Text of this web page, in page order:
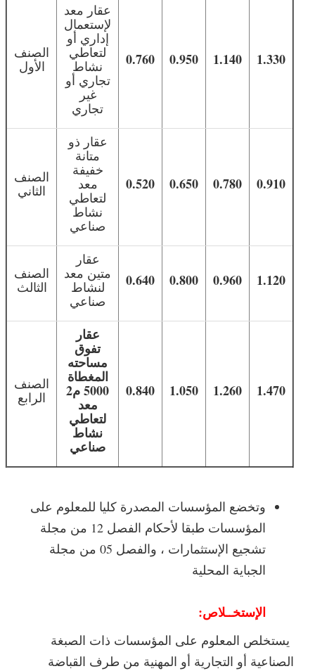
1.330
1.140
0.950
0.760
عقار معد
لإستعمال
إداري أو
لتعاطي
نشاط
تجاري أو
غير
تجاري
الصنف
الأول
0.910
0.780
0.650
0.520
عقار ذو
متانة
خفيفة
معد
لتعاطي
نشاط
صناعي
الصنف
الثاني
1.120
0.960
0.800
0.640
عقار
متين معد
لنشاط
صناعي
الصنف
الثالث
1.470
1.260
1.050
0.840
عقار
تفوق
مساحته
المغطاة
5000 م2
معد
لتعاطي
نشاط
صناعي
الصنف
الرابع
وتخضع المؤسسات المصدرة كليا للمعلوم على
المؤسسات طبقا لأحكام الفصل 12 من مجلة
تشجيع الإستثمارات ، والفصل 05 من مجلة
الجباية المحلية
الإستخــلاص:
يستخلص المعلوم على المؤسسات ذات الصبغة
الصناعية أو التجارية أو المهنية من طرف القباضة